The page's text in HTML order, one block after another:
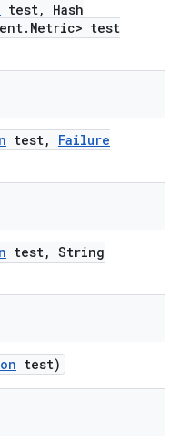
test,
Hash
. Metric> test
test,
Failure
test, String
test)